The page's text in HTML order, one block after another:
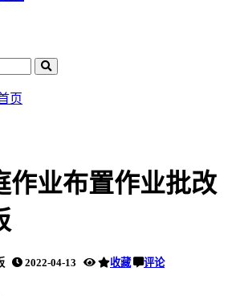
页
作业布置作业批改
2022-04-13 收藏 评论